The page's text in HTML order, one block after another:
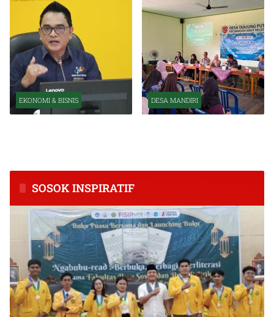
EKONOMI & BISNIS DESA MANDIRI
SOSOK INSPIRATIF